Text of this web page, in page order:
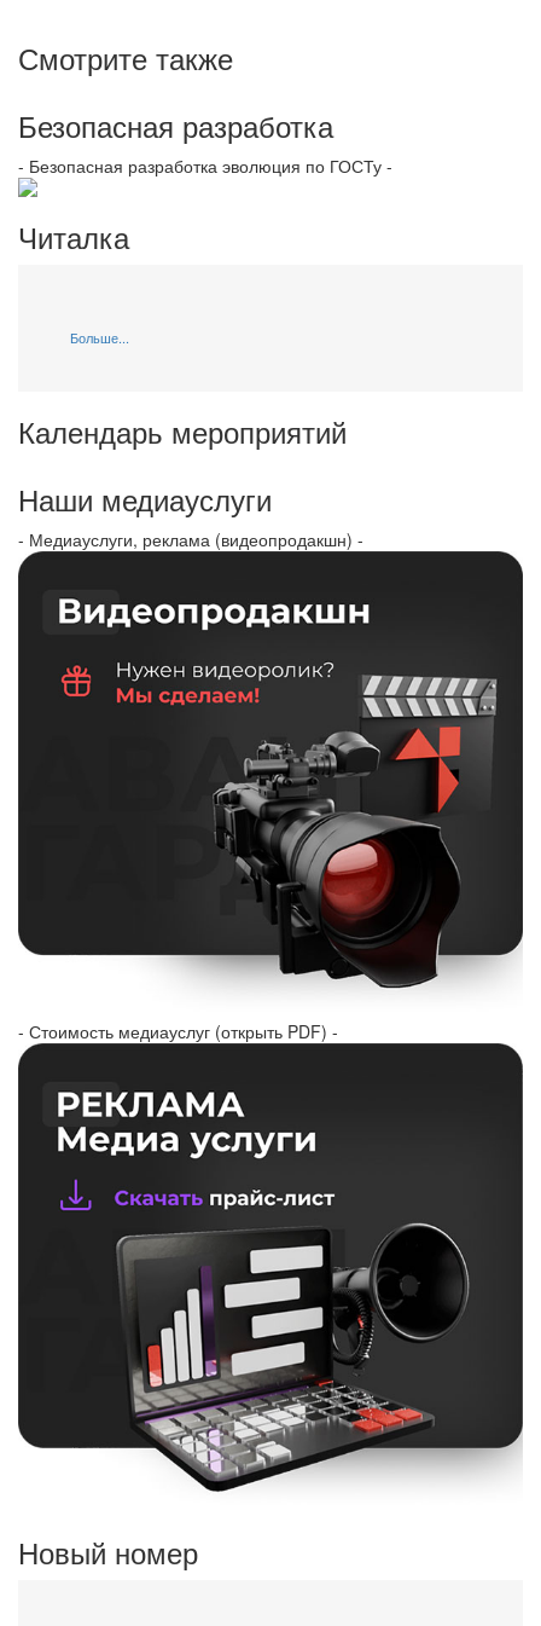
Смотрите также
Безопасная разработка
- Безопасная разработка эволюция по ГОСТу -
Читалка
Больше...
Календарь мероприятий
Наши медиауслуги
- Медиауслуги, реклама (видеопродакшн) -
- Стоимость медиауслуг (открыть PDF) -
Новый номер